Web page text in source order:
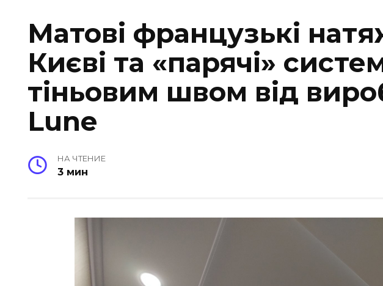
Матові французькі
Києві та «парячі»
тіньовим швом від
Lune
НА ЧТЕНИЕ
3 мин